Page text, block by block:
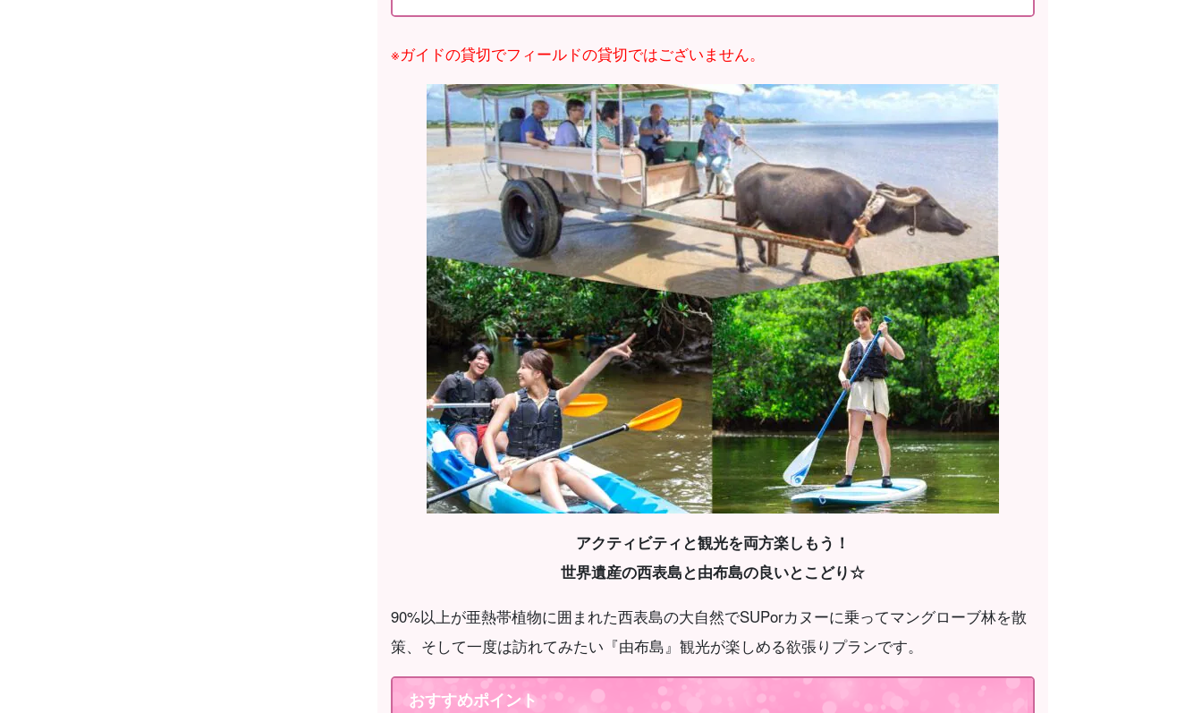
※ガイドの貸切でフィールドの貸切ではございません。
アクティビティと観光を両方楽しもう！
世界遺産の西表島と由布島の良いとこどり☆
90%以上が亜熱帯植物に囲まれた西表島の大自然でSUPorカヌーに乗ってマングローブ林を散
策、そして一度は訪れてみたい『由布島』観光が楽しめる欲張りプランです。
おすすめポイント